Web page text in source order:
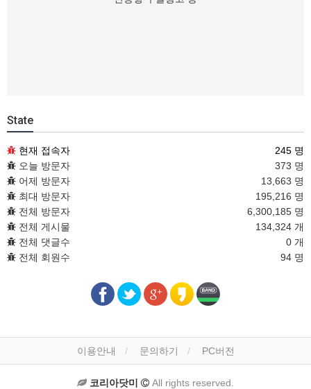
State
현재 접속자
245 명
오늘 방문자
373 명
어제 방문자
13,663 명
최대 방문자
195,216 명
전체 방문자
6,300,185 명
전체 게시물
134,324 개
전체 댓글수
0 개
전체 회원수
94 명
이용안내 문의하기 PC버전
코리아닷미 All rights reserved.